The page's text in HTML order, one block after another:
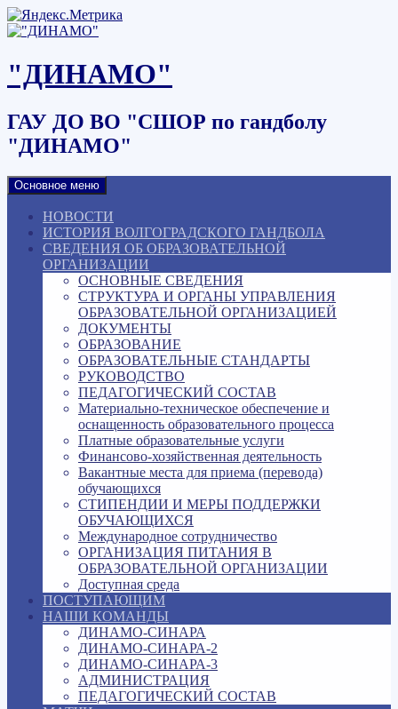
Наверх
"ДИНАМО"
ГАУ ДО ВО "СШОР по гандболу
"ДИНАМО"
Основное меню
НОВОСТИ
ИСТОРИЯ ВОЛГОГРАДСКОГО ГАНДБОЛА
СВЕДЕНИЯ ОБ ОБРАЗОВАТЕЛЬНОЙ
ОРГАНИЗАЦИИ
ОСНОВНЫЕ СВЕДЕНИЯ
СТРУКТУРА И ОРГАНЫ УПРАВЛЕНИЯ
ОБРАЗОВАТЕЛЬНОЙ ОРГАНИЗАЦИЕЙ
ДОКУМЕНТЫ
ОБРАЗОВАНИЕ
ОБРАЗОВАТЕЛЬНЫЕ СТАНДАРТЫ
РУКОВОДСТВО
ПЕДАГОГИЧЕСКИЙ СОСТАВ
Материально-техническое обеспечение и
оснащенность образовательного процесса
Платные образовательные услуги
Финансово-хозяйственная деятельность
Вакантные места для приема (перевода)
обучающихся
СТИПЕНДИИ И МЕРЫ ПОДДЕРЖКИ
ОБУЧАЮЩИХСЯ
Международное сотрудничество
ОРГАНИЗАЦИЯ ПИТАНИЯ В
ОБРАЗОВАТЕЛЬНОЙ ОРГАНИЗАЦИИ
Доступная среда
ПОСТУПАЮЩИМ
НАШИ КОМАНДЫ
ДИНАМО-СИНАРА
ДИНАМО-СИНАРА-2
ДИНАМО-СИНАРА-3
АДМИНИСТРАЦИЯ
ПЕДАГОГИЧЕСКИЙ СОСТАВ